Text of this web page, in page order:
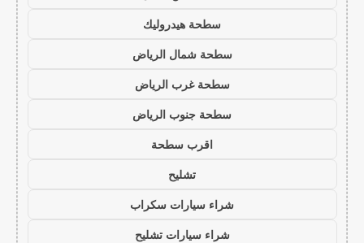
سطحة هيدروليك
سطحة شمال الرياض
سطحة غرب الرياض
سطحة جنوب الرياض
اقرب سطحة
تشليح
شراء سيارات سكراب
شراء سيارات تشليح